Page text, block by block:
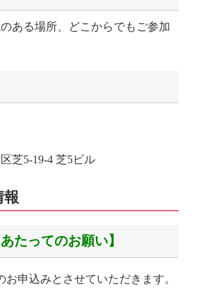
ある場所、どこからでもご参加
芝5-19-4 芝5ビル
報
たってのお願い】
お申込みとさせていただきます。